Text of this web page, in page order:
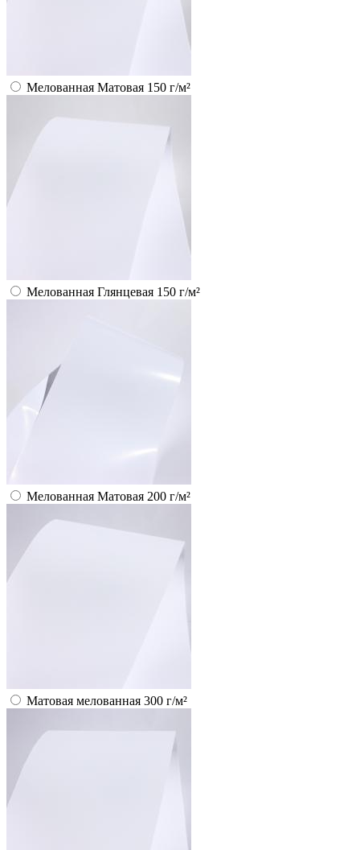
Мелованная Матовая 150 г/м²
Мелованная Глянцевая 150 г/м²
Мелованная Матовая 200 г/м²
Матовая мелованная 300 г/м²